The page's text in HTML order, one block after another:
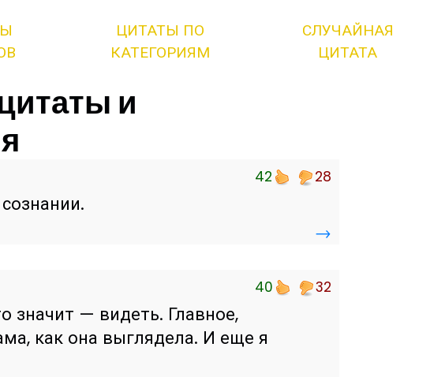
ЦИТАТЫ ПО
КАТЕГОРИЯМ
СЛУЧАЙНАЯ
ЦИТАТА
и
42 28
→
40 32
значит — видеть. Главное,
как она выглядела. И еще я